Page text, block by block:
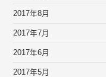
2017年8月
2017年7月
2017年6月
2017年5月